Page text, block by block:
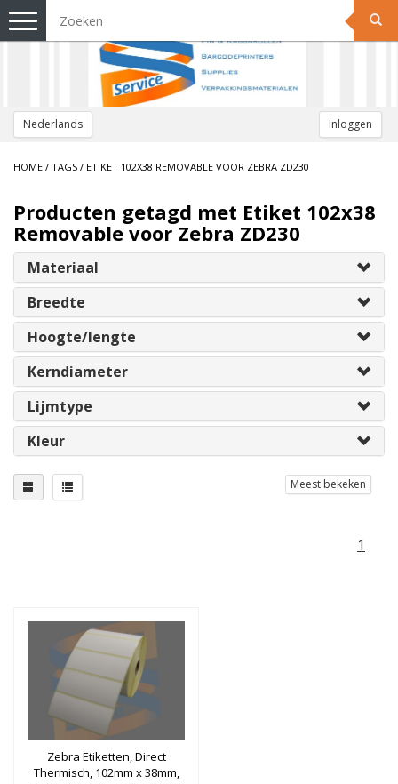
Nederlands Inloggen
Toggle
navigation
HOME / TAGS / ETIKET 102X38 REMOVABLE VOOR ZEBRA ZD230
Producten getagd met Etiket 102x38
Removable voor Zebra ZD230
Materiaal
Breedte
Hoogte/lengte
Kerndiameter
Lijmtype
Kleur
Meest bekeken
1
Zebra Etiketten, Direct
Thermisch, 102mm x 38mm,